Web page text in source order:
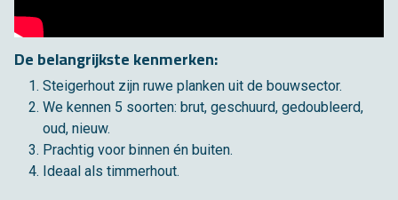
De be­lang­rijk­ste ken­mer­ken:
Stei­ger­hout zijn ruwe plan­ken uit de bouw­sec­tor.
We ken­nen 5 soor­ten: brut, ge­schuurd, ge­dou­bleerd,
oud, nieuw.
Prach­tig voor bin­nen én bui­ten.
Ide­aal als tim­mer­hout.